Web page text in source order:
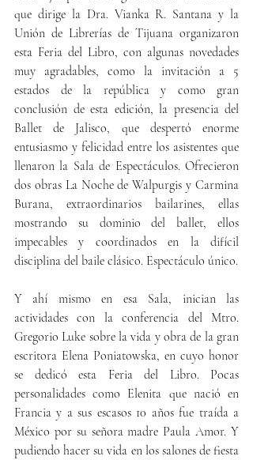
que dirige la Dra. Vianka R. Santana y la
Unión de Librerías de Tijuana organizaron
esta Feria del Libro, con algunas novedades
muy agradables, como la invitación a 5
estados de la república y como gran
conclusión de esta edición, la presencia del
Ballet de Jalisco, que despertó enorme
entusiasmo y felicidad entre los asistentes que
llenaron la Sala de Espectáculos. Ofrecieron
dos obras La Noche de Walpurgis y Carmina
Burana, extraordinarios bailarines, ellas
mostrando su dominio del ballet, ellos
impecables y coordinados en la difícil
disciplina del baile clásico. Espectáculo único.
Y ahí mismo en esa Sala, inician las
actividades con la conferencia del Mtro.
Gregorio Luke sobre la vida y obra de la gran
escritora Elena Poniatowska, en cuyo honor
se dedicó esta Feria del Libro. Pocas
personalidades como Elenita que nació en
Francia y a sus escasos 10 años fue traída a
México por su señora madre Paula Amor. Y
pudiendo hacer su vida en los salones de fiesta